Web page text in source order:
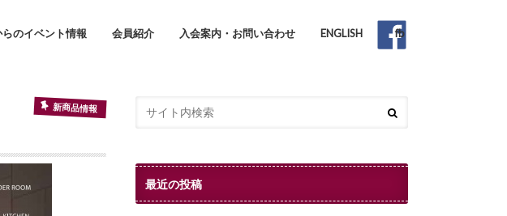
らのイベント情報 会員紹介 入会案内・お問い合わせ ENGLISH fb
新商品情報
最近の投稿